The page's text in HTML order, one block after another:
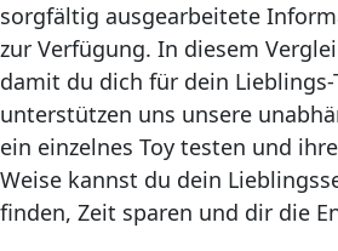
sorgfältig ausgearbeitete
zur Verfügung. In diesem
damit du dich für dein
unterstützen uns unsere
ein einzelnes Toy testen und
Weise kannst du dein
finden, Zeit sparen und dir die